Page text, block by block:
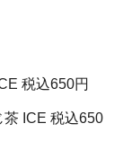
税込650円
茶 ICE 税込650